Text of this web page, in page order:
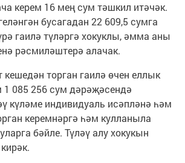
керем 16 мең сум тәшкил итәчәк.
бусагадан 22 609,5 сумга
гаилә түләргә хокуклы, әмма аны
рәсмиләштерә алачак.
кешедән торган гаилә өчен еллык
085 256 сум дәрәҗәсендә
күләме индивидуаль исәпләнә һәм
керемнәргә һәм кулланыла
бәйле. Түләү алу хокукын